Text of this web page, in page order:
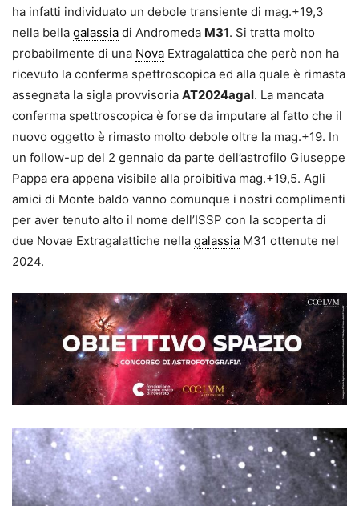
ha infatti individuato un debole transiente di mag.+19,3
nella bella galassia di Andromeda M31. Si tratta molto
probabilmente di una Nova Extragalattica che però non ha
ricevuto la conferma spettroscopica ed alla quale è rimasta
assegnata la sigla provvisoria AT2024agal. La mancata
conferma spettroscopica è forse da imputare al fatto che il
nuovo oggetto è rimasto molto debole oltre la mag.+19. In
un follow-up del 2 gennaio da parte dell’astrofilo Giuseppe
Pappa era appena visibile alla proibitiva mag.+19,5. Agli
amici di Monte baldo vanno comunque i nostri complimenti
per aver tenuto alto il nome dell’ISSP con la scoperta di
due Novae Extragalattiche nella galassia M31 ottenute nel
2024.